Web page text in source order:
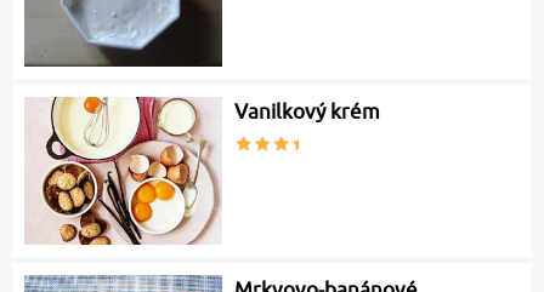
Vanilkový krém